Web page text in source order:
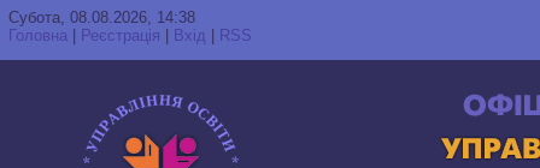
Субота, 08.08.2026, 14:38
Головна
Реєстрація Вхід RSS